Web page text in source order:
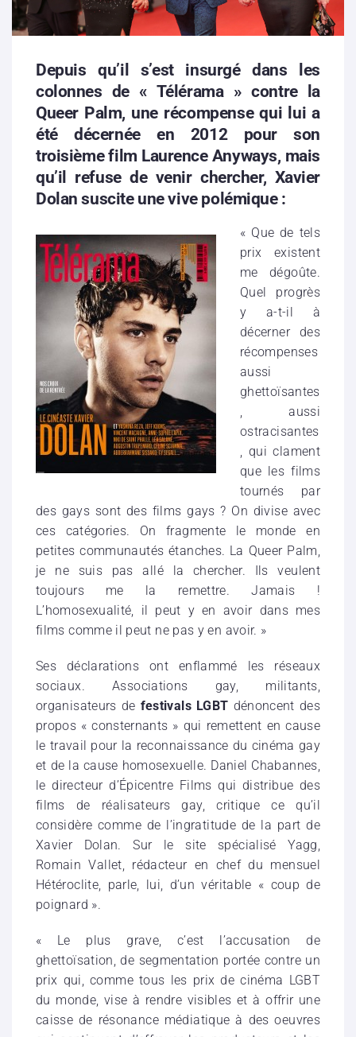
Depuis qu’il s’est insurgé dans les
colonnes de « Télérama » contre la
Queer Palm, une récompense qui lui a
été décernée en 2012 pour son
troisième film Laurence Anyways, mais
qu’il refuse de venir chercher, Xavier
Dolan suscite une vive polémique :
« Que de tels
prix existent
me dégoûte.
Quel progrès
y a-t-il à
décerner des
récompenses
aussi
ghettoïsantes
, aussi
ostracisantes
, qui clament
que les films
tournés par
des gays sont des films gays ? On divise avec
ces catégories. On fragmente le monde en
petites communautés étanches. La Queer Palm,
je ne suis pas allé la chercher. Ils veulent
toujours me la remettre. Jamais !
L’homosexualité, il peut y en avoir dans mes
films comme il peut ne pas y en avoir. »
Ses déclarations ont enflammé les réseaux
sociaux. Associations gay, militants,
organisateurs de festivals LGBT dénoncent des
propos « consternants » qui remettent en cause
le travail pour la reconnaissance du cinéma gay
et de la cause homosexuelle. Daniel Chabannes,
le directeur d’Épicentre Films qui distribue des
films de réalisateurs gay, critique ce qu’il
considère comme de l’ingratitude de la part de
Xavier Dolan. Sur le site spécialisé Yagg,
Romain Vallet, rédacteur en chef du mensuel
Hétéroclite, parle, lui, d’un véritable « coup de
poignard ».
« Le plus grave, c’est l’accusation de
ghettoïsation, de segmentation portée contre un
prix qui, comme tous les prix de cinéma LGBT
du monde, vise à rendre visibles et à offrir une
caisse de résonance médiatique à des oeuvres